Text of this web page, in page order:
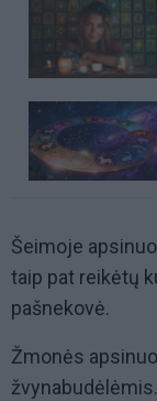
Šeimoje
taip pat reikėtų
pašnekovė.
Žmonės